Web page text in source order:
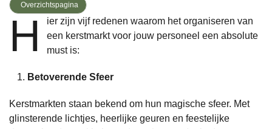
Overzichtspagina
H
ier zijn vijf redenen waarom het organiseren van
een kerstmarkt voor jouw personeel een absolute
must is:
Betoverende Sfeer
Kerstmarkten staan bekend om hun magische sfeer. Met
glinsterende lichtjes, heerlijke geuren en feestelijke